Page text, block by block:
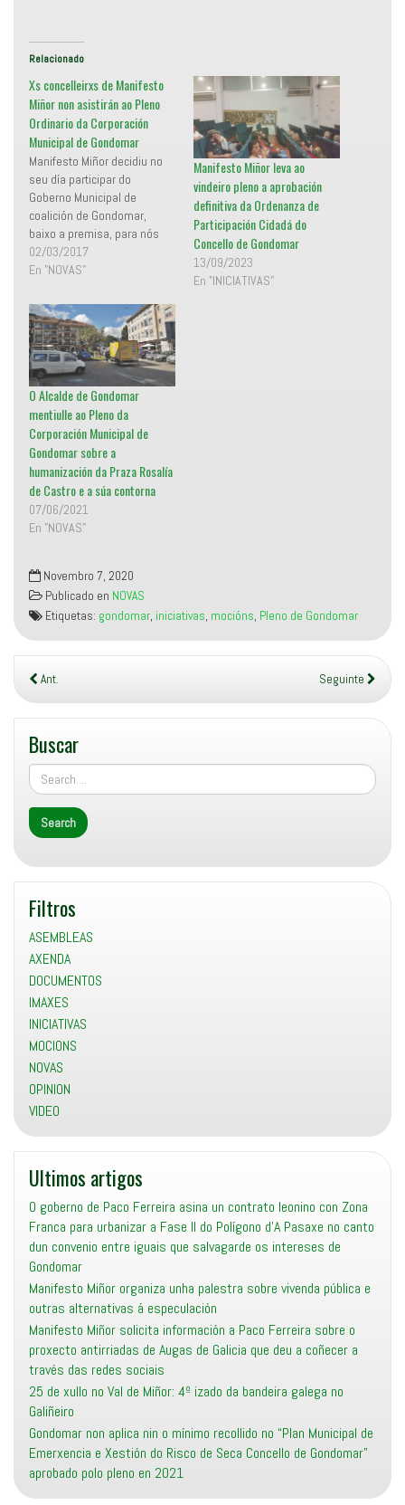
S
e
r
e
e
n
u
n
v
e
n
t
a
n
a
n
u
e
v
e
n
F
a
c
e
b
o
k
(
S
e
a
b
r
a
e
n
t
a
n
u
e
a
)
Relacionado
Xs concelleirxs de Manifesto
Miñor non asistirán ao Pleno
Ordinario da Corporación
Municipal de Gondomar
Manifesto Miñor decidiu no
seu día participar do
Goberno Municipal de
coalición de Gondomar,
baixo a premisa, para nós
fundamental, de traballar
polo ben común e a favor
queriamos demostrar que,
na práctica, os gobernos
plurais son posibles e, sobre
todo, necesarios. Isto quere
dicir, entre…
02/03/2017
En "NOVAS"
Manifesto Miñor leva ao
vindeiro pleno a aprobación
definitiva da Ordenanza de
Participación Cidadá do
Concello de Gondomar
13/09/2023
En "INICIATIVAS"
O Alcalde de Gondomar
mentiulle ao Pleno da
Corporación Municipal de
Gondomar sobre a
humanización da Praza Rosalía
de Castro e a súa contorna
07/06/2021
En "NOVAS"
Novembro 7, 2020
Publicado en NOVAS
Etiquetas: gondomar, iniciativas, mocións, Pleno de Gondomar
Ant. Seguinte
Buscar
Filtros
ASEMBLEAS
AXENDA
DOCUMENTOS
IMAXES
INICIATIVAS
MOCIONS
NOVAS
OPINION
VIDEO
Ultimos artigos
O goberno de Paco Ferreira asina un contrato leonino con Zona
Franca para urbanizar a Fase II do Polígono d’A Pasaxe no canto
dun convenio entre iguais que salvagarde os intereses de
Gondomar
Manifesto Miñor organiza unha palestra sobre vivenda pública e
outras alternativas á especulación
Manifesto Miñor solicita información a Paco Ferreira sobre o
proxecto antirriadas de Augas de Galicia que deu a coñecer a
través das redes sociais
25 de xullo no Val de Miñor: 4º izado da bandeira galega no
Galiñeiro
Gondomar non aplica nin o mínimo recollido no “Plan Municipal de
Emerxencia e Xestión do Risco de Seca Concello de Gondomar”
aprobado polo pleno en 2021